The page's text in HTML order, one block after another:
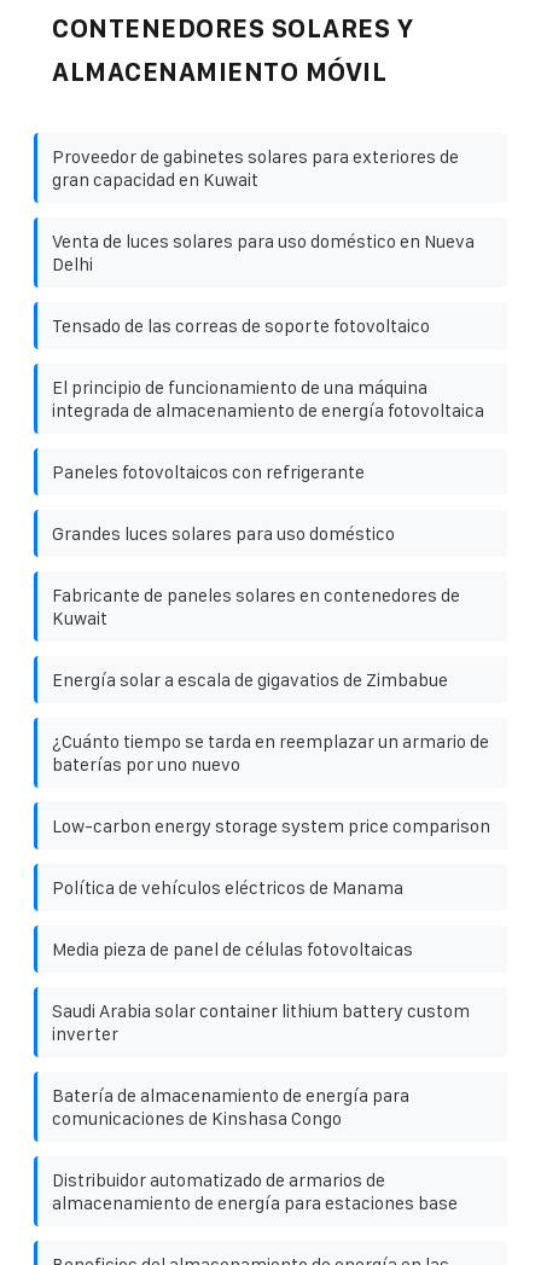
CONTENEDORES SOLARES Y
ALMACENAMIENTO MÓVIL
Proveedor de gabinetes solares para exteriores de
gran capacidad en Kuwait
Venta de luces solares para uso doméstico en Nueva
Delhi
Tensado de las correas de soporte fotovoltaico
El principio de funcionamiento de una máquina
integrada de almacenamiento de energía fotovoltaica
Paneles fotovoltaicos con refrigerante
Grandes luces solares para uso doméstico
Fabricante de paneles solares en contenedores de
Kuwait
Energía solar a escala de gigavatios de Zimbabue
¿Cuánto tiempo se tarda en reemplazar un armario de
baterías por uno nuevo
Low-carbon energy storage system price comparison
Política de vehículos eléctricos de Manama
Media pieza de panel de células fotovoltaicas
Saudi Arabia solar container lithium battery custom
inverter
Batería de almacenamiento de energía para
comunicaciones de Kinshasa Congo
Distribuidor automatizado de armarios de
almacenamiento de energía para estaciones base